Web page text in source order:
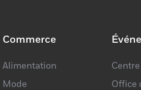
P'tit marché
artisanal de
Gives
Commerce
Alimentation
Mode
Office